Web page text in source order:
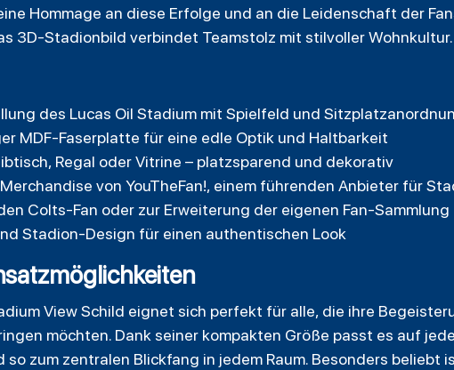
Hommage an diese Erfolge und an die Leidenschaft der
3D-Stadionbild verbindet Teamstolz mit stilvoller Wohnkultur.
des Lucas Oil Stadium mit Spielfeld und
MDF-Faserplatte für eine edle Optik und Haltbarkeit
Regal oder Vitrine – platzsparend und dekorativ
von YouTheFan!, einem führenden Anbieter für
Colts-Fan oder zur Erweiterung der eigenen Fan-Sammlung
Stadion-Design für einen authentischen Look
View Schild eignet sich perfekt für alle, die ihre
möchten. Dank seiner kompakten Größe passt es auf
zum zentralen Blickfang in jedem Raum. Besonders beliebt